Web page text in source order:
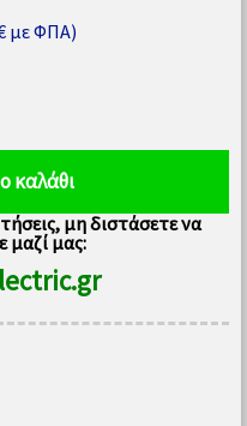
με ΦΠΑ)
καλάθι
μη διστάσετε να
μαζί μας: